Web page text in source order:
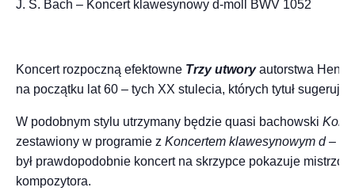
J. S. Bach – Koncert klawesynowy d-moll BWV 1052
Koncert rozpoczną efektowne Trzy utworyautorstwa
na początku lat 60 – tych XX stulecia, których tytuł
W podobnym stylu utrzymany będzie quasi bachowski
zestawiony w programie z Koncertem klawesynowym d –
był prawdopodobnie koncert na skrzypce pokazuje
kompozytora.